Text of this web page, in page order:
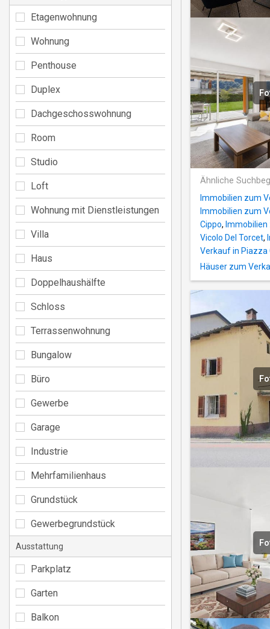
Ähnliche
Immobilien zum
Immobilien zum
Cippo,
Vicolo Del Torcet,
Verkauf in Piazza
Häuser zum
Etagenwohnung
Wohnung
Penthouse
Duplex
Dachgeschosswohnung
Room
Studio
Loft
Wohnung mit Dienstleistungen
Villa
Haus
Doppelhaushälfte
Schloss
Terrassenwohnung
Bungalow
Büro
Gewerbe
Garage
Industrie
Mehrfamilienhaus
Grundstück
Gewerbegrundstück
Ausstattung
Parkplatz
Garten
Balkon